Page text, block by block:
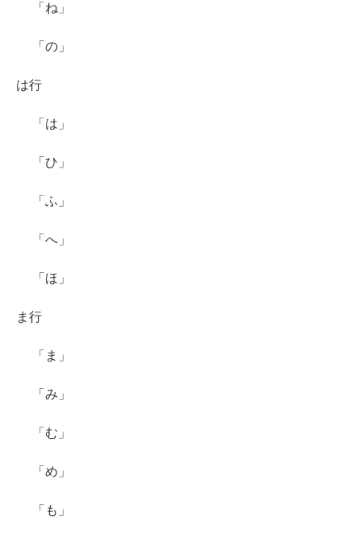
「ね」
「の」
は行
「は」
「ひ」
「ふ」
「へ」
「ほ」
ま行
「ま」
「み」
「む」
「め」
「も」